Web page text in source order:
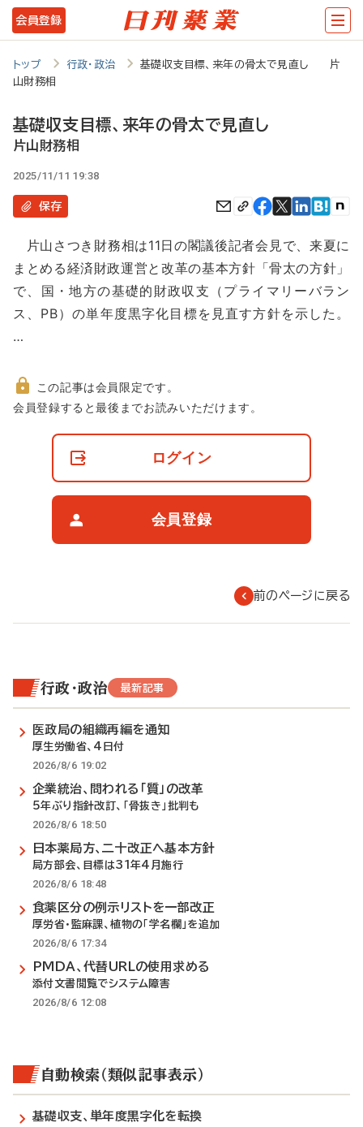
メ
イ
ツ
に
会員登録
トップ 行政・政治
基礎収支目標、来年の骨太で見直し 片
山財務相
基礎収支目標、来年の骨太で見直し
片山財務相
2025/11/11 19:38
保存
片山さつき財務相は11日の閣議後記者会見で、来夏に
まとめる経済財政運営と改革の基本方針「骨太の方針」
で、国・地方の基礎的財政収支（プライマリーバラン
ス、PB）の単年度黒字化目標を見直す方針を示した。
…
非
この記事は会員限定です。
会員登録すると最後までお読みいただけます。
ログイン
会員登録
前のページに戻る
行政・政治 最新記事
医政局の組織再編を通知
厚生労働省、4日付
2026/8/6 19:02
企業統治、問われる「質」の改革
5年ぶり指針改訂、「骨抜き」批判も
2026/8/6 18:50
日本薬局方、二十改正へ基本方針
局方部会、目標は31年4月施行
2026/8/6 18:48
食薬区分の例示リストを一部改正
厚労省・監麻課、植物の「学名欄」を追加
2026/8/6 17:34
PMDA、代替URLの使用求める
添付文書閲覧でシステム障害
2026/8/6 12:08
自動検索（類似記事表示）
基礎収支、単年度黒字化を転換